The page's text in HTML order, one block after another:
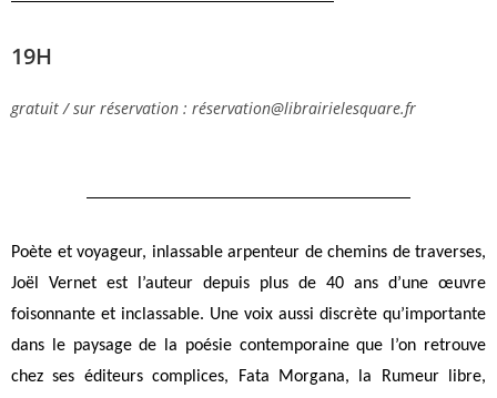
19H
gratuit / sur réservation : réservation@librairielesquare.fr
Poète et voyageur, inlassable arpenteur de chemins de traverses,
Joël Vernet est l’auteur depuis plus de 40 ans d’une œuvre
foisonnante et inclassable. Une voix aussi discrète qu’importante
dans le paysage de la poésie contemporaine que l’on retrouve
chez ses éditeurs complices, Fata Morgana, la Rumeur libre,